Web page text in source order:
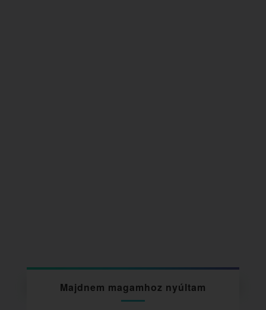
Majdnem magamhoz nyúltam